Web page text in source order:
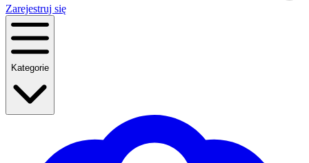
Zarejestruj się
Kategorie